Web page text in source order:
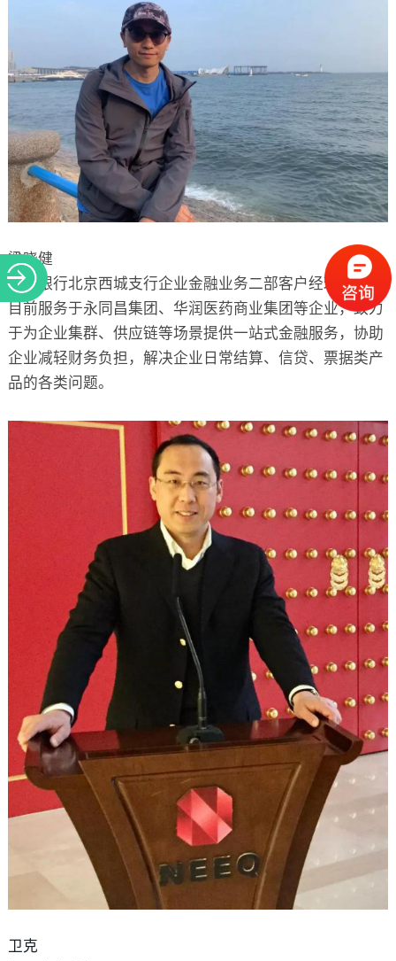
梁晓健
兴业银行北京西城支行企业金融业务二部客户经理
目前服务于永同昌集团、华润医药商业集团等企业，致力
于为企业集群、供应链等场景提供一站式金融服务，协助
企业减轻财务负担，解决企业日常结算、信贷、票据类产
品的各类问题。
卫克